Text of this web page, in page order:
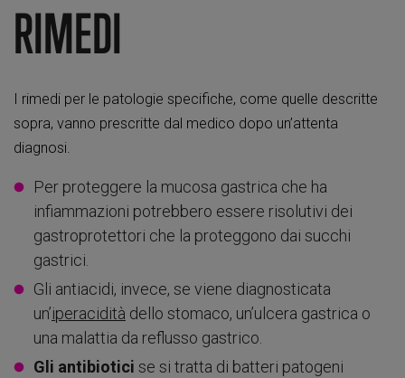
RIMEDI
I rimedi per le patologie specifiche, come quelle descritte
sopra, vanno prescritte dal medico dopo un’attenta
diagnosi.
Per proteggere la mucosa gastrica che ha
infiammazioni potrebbero essere risolutivi dei
gastroprotettori che la proteggono dai succhi
gastrici.
Gli antiacidi, invece, se viene diagnosticata
un’iperacidità dello stomaco, un’ulcera gastrica o
una malattia da reflusso gastrico.
Gli antibiotici se si tratta di batteri patogeni